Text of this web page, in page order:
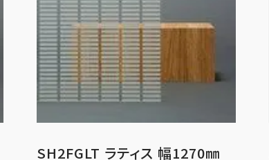
SH2FGLT ラティス 幅1270㎜